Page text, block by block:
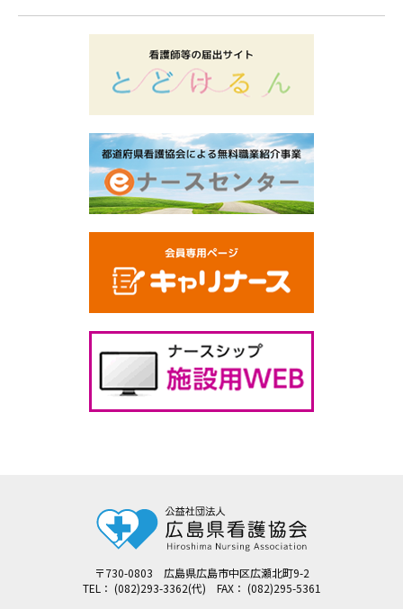
〒730-0803 広島県広島市中区広瀬北町9-2
TEL： (082)293-3362(代) FAX： (082)295-5361